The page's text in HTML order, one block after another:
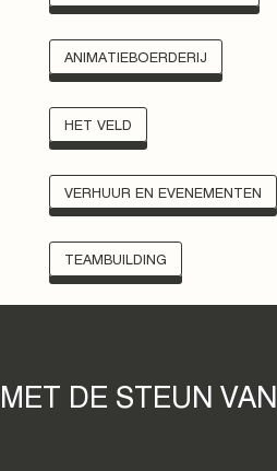
ANIMATIEBOERDERIJ
HET VELD
VERHUUR EN EVENEMENTEN
TEAMBUILDING
MET DE STEUN VAN